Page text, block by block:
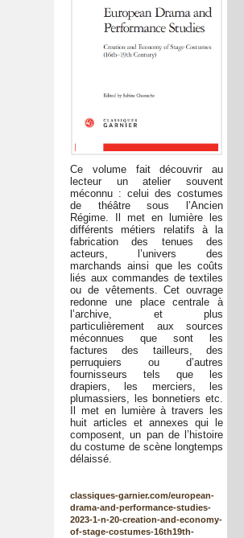
Ce volume fait découvrir au
lecteur un atelier souvent
méconnu : celui des costumes
de théâtre sous l’Ancien
Régime. Il met en lumière les
différents métiers relatifs à la
fabrication des tenues des
acteurs, l’univers des
marchands ainsi que les coûts
liés aux commandes de textiles
ou de vêtements. Cet ouvrage
redonne une place centrale à
l’archive, et plus
particulièrement aux sources
méconnues que sont les
factures des tailleurs, des
perruquiers ou d’autres
fournisseurs tels que les
drapiers, les merciers, les
plumassiers, les bonnetiers etc.
Il met en lumière à travers les
huit articles et annexes qui le
composent, un pan de l’histoire
du costume de scène longtemps
délaissé.
classiques-garnier.com/european-
drama-and-performance-studies-
2023-1-n-20-creation-and-economy-
of-stage-costumes-16th19th-